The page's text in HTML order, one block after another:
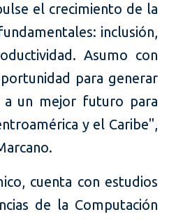
el crecimiento de la
inclusión,
Asumo con
para generar
un mejor futuro para
y el Caribe",
cuenta con estudios
de la Computación